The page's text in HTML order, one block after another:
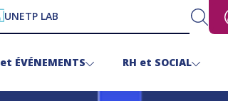
UNETP LAB
et ÉVÉNEMENTS RH et SOCIAL